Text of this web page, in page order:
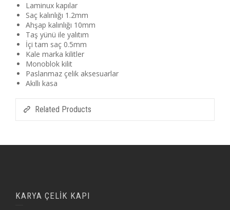
Laminux kapılar
Saç kalınlığı 1.2mm
Ahşap kalınlığı 10mm
Taş yünü ile yalıtım
İçi tam saç 0.5mm
Kale marka kilitler
Monoblok kilit
Paslanmaz çelik aksesuarlar
Akıllı kasa
Related Products
KARYA ÇELİK KAPI